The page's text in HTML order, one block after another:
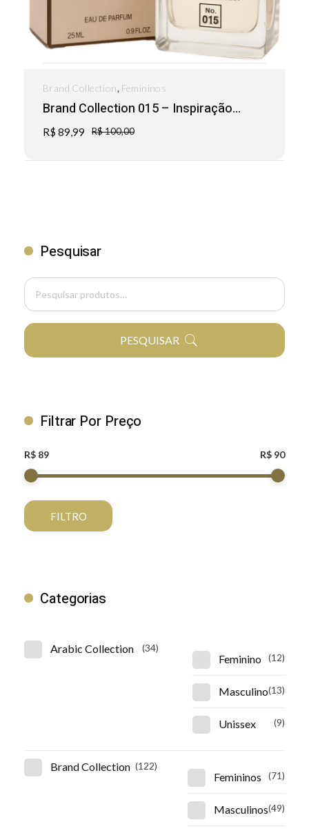
Brand Collection 015 – Inspiração...
R$ 89,99 R$100,00
Brand Collection Femininos
Pesquisar
PESQUISAR
Filtrar Por Preço
R$ 89 R$ 90
FILTRO
Categorias
Arabic Collection (34)
Feminino (12)
Masculino(13)
Unissex (9)
Brand Collection (122)
Femininos (71)
Masculinos(49)